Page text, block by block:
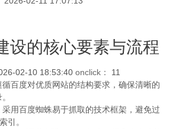
设的核心要素与流程
02-10 18:53:40 onclick：
11
百度对优质网站的结构要求，确保清晰的
用百度蜘蛛易于抓取的技术框架，避免过
引。